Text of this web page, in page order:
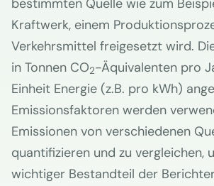
bestimmten Quelle wie zum
Kraftwerk, einem
Verkehrsmittel freigesetzt wird.
in Tonnen CO2-Äquivalenten pro
Einheit Energie (z.B. pro kWh)
Emissionsfaktoren werden
Emissionen von verschiedenen
quantifizieren und zu vergleichen,
wichtiger Bestandteil der